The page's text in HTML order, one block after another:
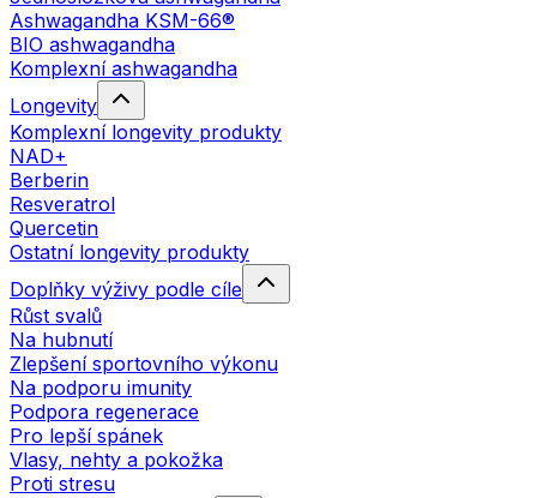
Ashwagandha KSM-66®
BIO ashwagandha
Komplexní ashwagandha
Longevity
Komplexní longevity produkty
NAD+
Berberin
Resveratrol
Quercetin
Ostatní longevity produkty
Doplňky výživy podle cíle
Růst svalů
Na hubnutí
Zlepšení sportovního výkonu
Na podporu imunity
Podpora regenerace
Pro lepší spánek
Vlasy, nehty a pokožka
Proti stresu